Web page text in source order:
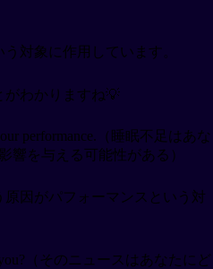
対象に作用しています。
がわかりますね💡
performance.（睡眠不足はあな
響を与える可能性がある）
原因がパフォーマンスという対
（そのニュースはあなたにど